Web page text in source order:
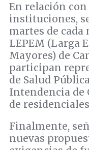
En relación
instituciones,
martes de
LEPEM (Larga
Mayores) de
participan
de Salud
Intendencia de
de
Finalmente,
nuevas